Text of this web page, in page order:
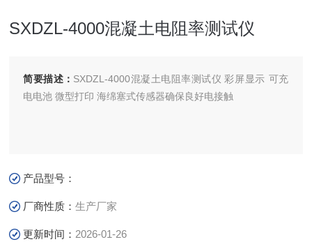
SXDZL-4000混凝土电阻率测试仪
简要描述： SXDZL-4000混凝土电阻率测试仪 彩屏显示 可充
电电池 微型打印 海绵塞式传感器确保良好电接触
产品型号：
厂商性质：生产厂家
更新时间： 2026-01-26